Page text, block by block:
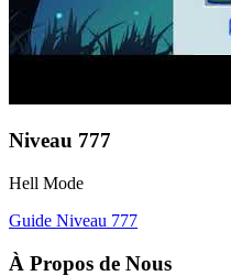
Niveau 777
Hell Mode
Guide Niveau 777
À Propos de Nous